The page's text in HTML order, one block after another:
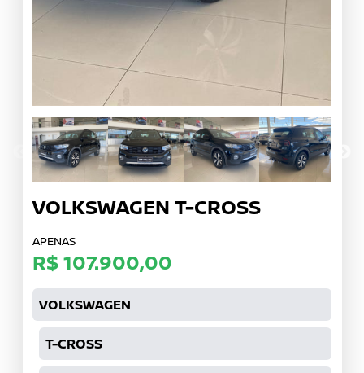
VOLKSWAGEN T-CROSS
APENAS
R$ 107.900,00
VOLKSWAGEN
T-CROSS